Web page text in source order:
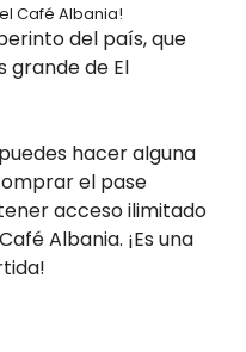
Café Albania!
del país, que
grande de El
hacer alguna
el pase
acceso ilimitado
Albania. ¡Es una